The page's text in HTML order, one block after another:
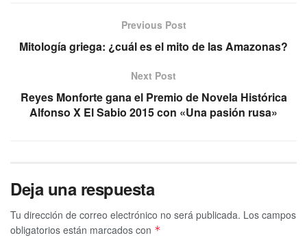
Previous Post
Mitología griega: ¿cuál es el mito de las Amazonas?
Next Post
Reyes Monforte gana el Premio de Novela Histórica
Alfonso X El Sabio 2015 con «Una pasión rusa»
Deja una respuesta
Tu dirección de correo electrónico no será publicada. Los campos
obligatorios están marcados con *